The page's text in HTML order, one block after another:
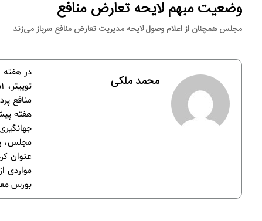
وضعیت مبهم لایحه تعارض منافع
مجلس همچنان از اعلام وصول لایحه مدیریت تعارض منافع سرباز می‌زند
منافع
هفته
مجلس،
عنوان
مواردی
بورس
محمد ملکی